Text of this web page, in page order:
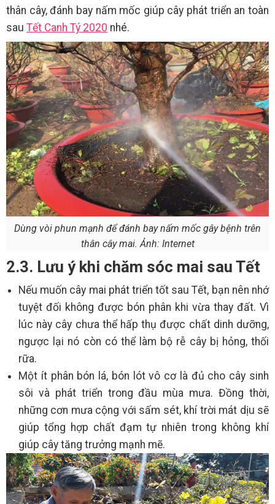
thân cây, đánh bay nấm mốc giúp cây phát triển an toàn
sau Tết Canh Tý 2020 nhé.
Dùng vòi phun mạnh để đánh bay nấm mốc gây bệnh trên
thân cây mai. Ảnh: Internet
2.3. Lưu ý khi chăm sóc mai sau Tết
Nếu muốn cây mai phát triển tốt sau Tết, bạn nên nhớ
tuyệt đối không được bón phân khi vừa thay đất. Vì
lúc này cây chưa thể hấp thụ được chất dinh dưỡng,
ngược lại nó còn có thể làm bộ rễ cây bị hỏng, thối
rữa.
Một ít phân bón lá, bón lót vô cơ là đủ cho cây sinh
sôi và phát triển trong đầu mùa mưa. Đồng thời,
những cơn mưa cộng với sấm sét, khí trời mát dịu sẽ
giúp tổng hợp chất đạm tự nhiên trong không khí
giúp cây tăng trưởng mạnh mẽ.